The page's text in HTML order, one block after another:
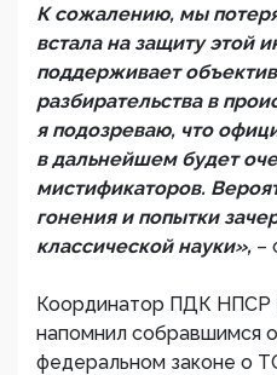
К сожалению, мы
встала на защиту этой
поддерживает
разбирательства в
я подозреваю, что
в дальнейшем будет
мистификаторов.
гонения и попытки
классической науки», –
Координатор ПДК НПСР
напомнил собравшимся
федеральном законе о